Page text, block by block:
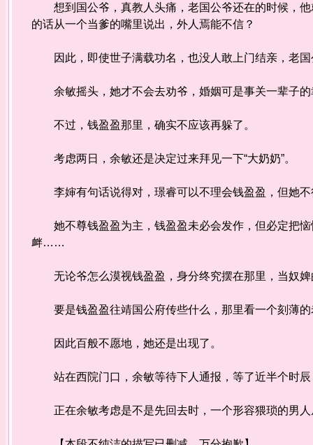
想到国公爷，真教人头痛，老国公爷还在的时候，他
的话从一个当爹的嘴里说出，外人焉能不信？
因此，即使世子满载功名，也没人敢上门结亲，老国
余敏摇头，她才不会去劝爷，婚姻可是事关一辈子的
不过，钱盈盈那里，确实不应该再躲了。
考虑两日，余敏还是决定过来拜见一下“大奶奶”。
李婶有句话说得对，璟睿可以不理会钱盈盈，但她不
她不尊钱盈盈为主，钱盈盈未必会发作，但必定把恼
衅……
无论爷怎么漠视钱盈盈，身分终究摆在那里，当奴婢
要是钱盈盈往靖国公府传些什么，那里看一个刻薄的
因此百般不愿地，她还是出现了。
站在西院门口，余敏等待下人通报，等了近半个时辰
正在余敏考虑是不是先回去时，一个形容猥琐的男人